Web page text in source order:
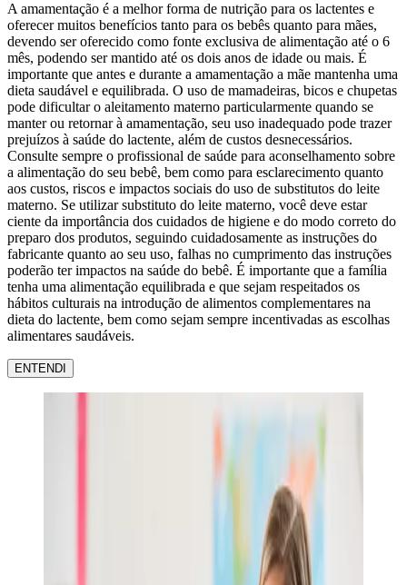
A amamentação é a melhor forma de nutrição para os lactentes e
oferecer muitos benefícios tanto para os bebês quanto para mães,
devendo ser oferecido como fonte exclusiva de alimentação até o 6
mês, podendo ser mantido até os dois anos de idade ou mais. É
importante que antes e durante a amamentação a mãe mantenha uma
dieta saudável e equilibrada. O uso de mamadeiras, bicos e chupetas
pode dificultar o aleitamento materno particularmente quando se
manter ou retornar à amamentação, seu uso inadequado pode trazer
prejuízos à saúde do lactente, além de custos desnecessários.
Consulte sempre o profissional de saúde para aconselhamento sobre
a alimentação do seu bebê, bem como para esclarecimento quanto
aos custos, riscos e impactos sociais do uso de substitutos do leite
materno. Se utilizar substituto do leite materno, você deve estar
ciente da importância dos cuidados de higiene e do modo correto do
preparo dos produtos, seguindo cuidadosamente as instruções do
fabricante quanto ao seu uso, falhas no cumprimento das instruções
poderão ter impactos na saúde do bebê. É importante que a família
tenha uma alimentação equilibrada e que sejam respeitados os
hábitos culturais na introdução de alimentos complementares na
dieta do lactente, bem como sejam sempre incentivadas as escolhas
alimentares saudáveis.
ENTENDI